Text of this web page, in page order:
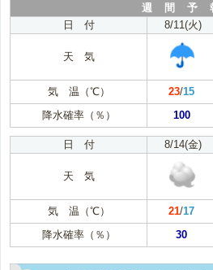
週 間 予
日 付
8/11(火)
天 気
気 温（℃） 23/15
降水確率（％）
100
日 付 8/14(金)
天 気
気 温（℃） 21/17
降水確率（％）
30